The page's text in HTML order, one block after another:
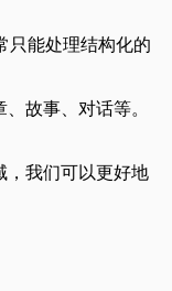
只能处理结构化的
故事、对话等。
，我们可以更好地